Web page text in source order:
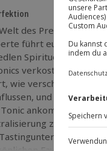
des Premium-Gins
führt euch durch
Spirituose,
verkostet. Ihr
wie verschiedene
und lernt,
ankommt. Wasser
zwischen den